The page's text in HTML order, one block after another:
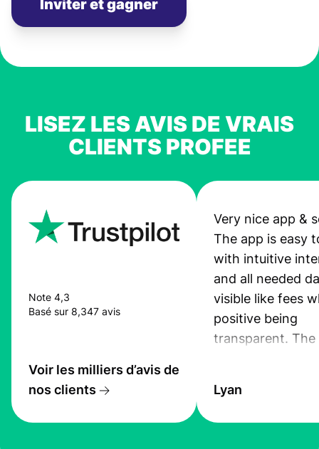
Inviter et gagner
LISEZ LES AVIS DE VRAIS
CLIENTS PROFEE
Note 4,3
Basé sur 8,347 avis
Voir les milliers d’avis de
nos clients
Very nice app &
The app is easy
with intuitive
and all needed
visible like fees
positive being
transparent. The
the exchange
Lyan